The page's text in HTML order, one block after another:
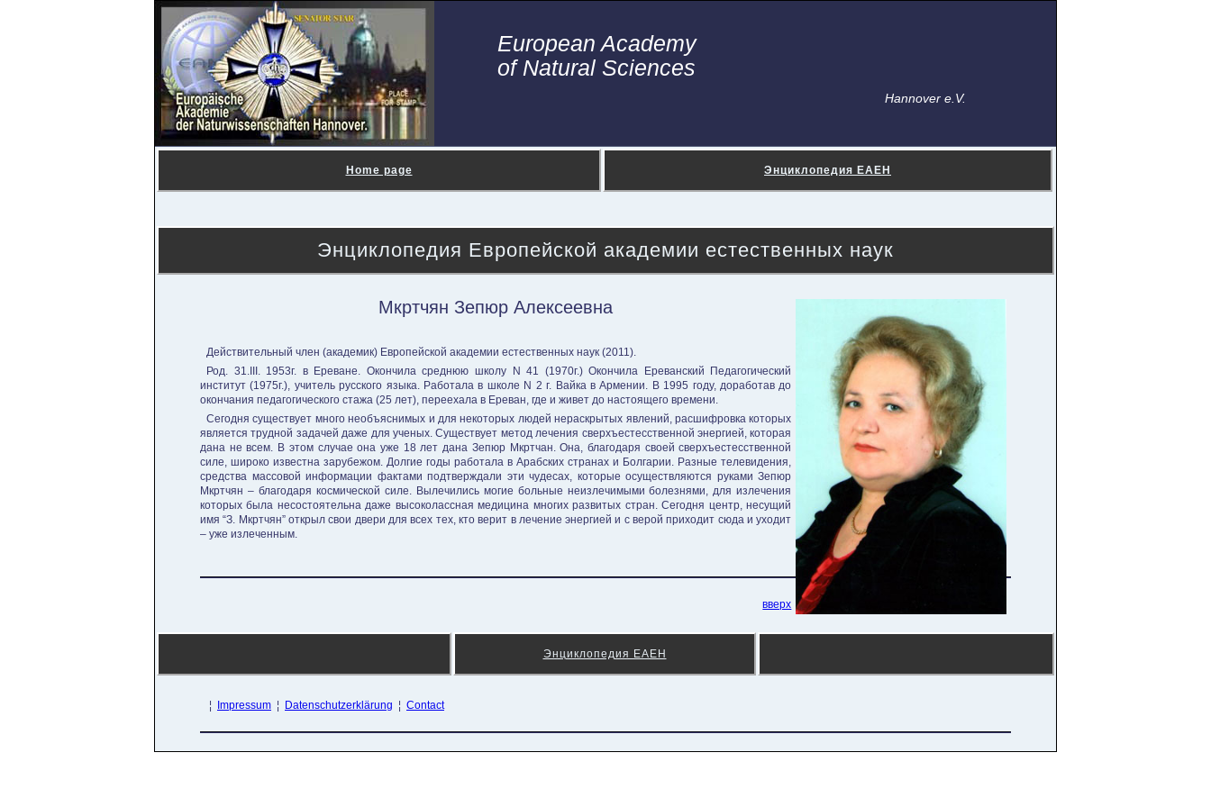
European Academy
of Natural Sciences
Hannover e.V.
Home page Энциклопедия ЕАЕН
Энциклопедия Европейской академии естественных наук
Мкртчян Зепюр Алексеевна
Действительный член (академик) Европейской академии естественных наук (2011).
Род. 31.III. 1953г. в Ереване. Окончила среднюю школу N 41 (1970г.) Окончила Ереванский Педагогический
институт (1975г.), учитель русского языка. Работала в школе N 2 г. Вайка в Армении. В 1995 году, доработав до
окончания педагогического стажа (25 лет), переехала в Ереван, где и живет до настоящего времени.
Сегодня существует много необъяснимых и для некоторых людей нераскрытых явлений, расшифровка которых
является трудной задачей даже для ученых. Существует метод лечения сверхъестесственной энергией, которая
дана не всем. В этом случае она уже 18 лет дана Зепюр Мкртчан. Она, благодаря своей сверхъестесственной
силе, широко известна зарубежом. Долгие годы работала в Арабских странах и Болгарии. Разные телевидения,
средства массовой информации фактами подтверждали эти чудесах, которые осуществляются руками Зепюр
Мкртчян – благодаря космической силе. Вылечились могие больные неизлечимыми болезнями, для излечения
которых была несостоятельна даже высоколассная медицина многих развитых стран. Сегодня центр, несущий
имя “З. Мкртчян” открыл свои двери для всех тех, кто верит в лечение энергией и с верой приходит сюда и уходит
– уже излеченным.
вверх
Энциклопедия ЕАЕН
¦ Impressum ¦ Datenschutzerklärung ¦ Contact